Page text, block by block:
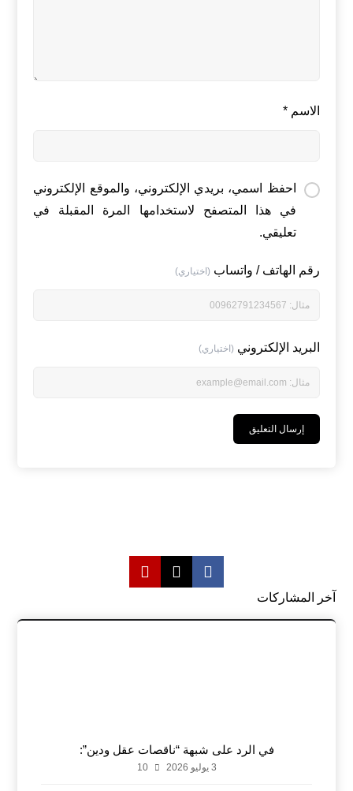
الاسم*
احفظ اسمي، بريدي الإلكتروني، والموقع الإلكتروني
في هذا المتصفح لاستخدامها المرة المقبلة في
تعليقي.
رقم الهاتف / واتساب (اختياري)
البريد الإلكتروني (اختياري)
آخر المشاركات
في الرد على شبهة “ناقصات عقل ودين”:
3 يوليو 2026 10